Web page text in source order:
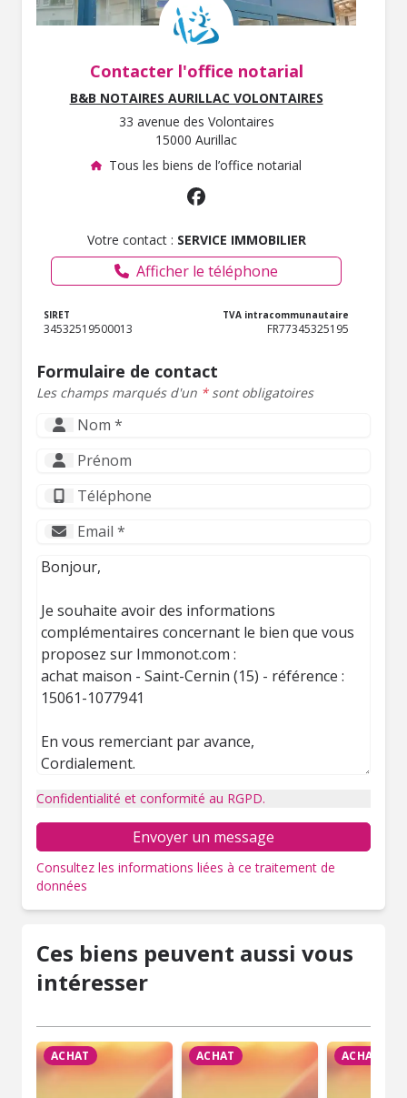
Contacter l'office notarial
B&B NOTAIRES AURILLAC VOLONTAIRES
33 avenue des Volontaires
15000 Aurillac
Tous les biens de l’office notarial
Votre contact : SERVICE IMMOBILIER
Afficher le téléphone
SIRET
34532519500013
TVA intracommunautaire
FR77345325195
Formulaire de contact
Les champs marqués d'un *sont obligatoires
Confidentialité et conformité au RGPD.
Envoyer un message
Consultez les informations liées à ce traitement de
données
Ces biens peuvent aussi vous
intéresser
ACHAT ACHAT ACHAT